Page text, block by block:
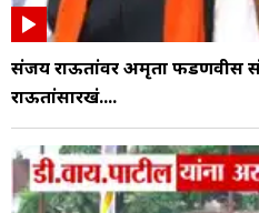
संजय राऊतांवर अमृता फडणवीस
राऊतांसारखं....